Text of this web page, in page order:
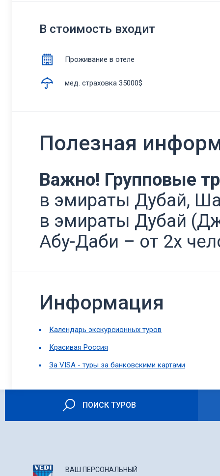
В стоимость входит
Проживание в отеле
мед. страховка 35000$
Полезная
Важно! Групповые
в эмираты Дубай,
в эмираты Дубай
Абу-Даби – от 2х
Информация
Календарь экскурсионных туров
Красивая Россия
За VISA - туры за банковскими картами
ПОИСК ТУРОВ
ВАШ ПЕРСОНАЛЬНЫЙ